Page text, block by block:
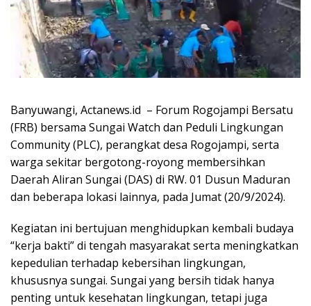
Banyuwangi, Actanews.id – Forum Rogojampi Bersatu
(FRB) bersama Sungai Watch dan Peduli Lingkungan
Community (PLC), perangkat desa Rogojampi, serta
warga sekitar bergotong-royong membersihkan
Daerah Aliran Sungai (DAS) di RW. 01 Dusun Maduran
dan beberapa lokasi lainnya, pada Jumat (20/9/2024).
Kegiatan ini bertujuan menghidupkan kembali budaya
“kerja bakti” di tengah masyarakat serta meningkatkan
kepedulian terhadap kebersihan lingkungan,
khususnya sungai. Sungai yang bersih tidak hanya
penting untuk kesehatan lingkungan, tetapi juga